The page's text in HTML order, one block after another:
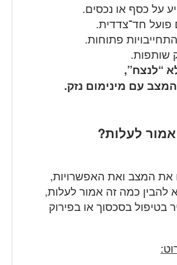
על כסף או נכסים.
חד־צדדית.
פתוחות.
שותפות.
“לנצח”,
עם מינימום נזק.
לעלות?
את המצב ואת האפשרויות,
כמה זה אמור לעלות,
בטיפול בסכסוך או בפירוק